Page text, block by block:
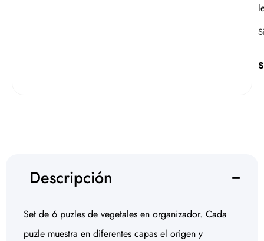
Descripción
Set de 6 puzles de vegetales en organizador. Cada
puzle muestra en diferentes capas el origen y